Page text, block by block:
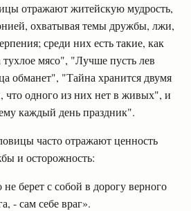
отражают житейскую мудрость,
охватывая темы дружбы, лжи,
среди них есть такие, как
мясо", "Лучше пусть лев
обманет", "Тайна хранится двумя
что одного из них нет в живых", и
каждый день праздник".
часто отражают ценность
и осторожность:
не берет с собой в дорогу верного
- сам себе враг».